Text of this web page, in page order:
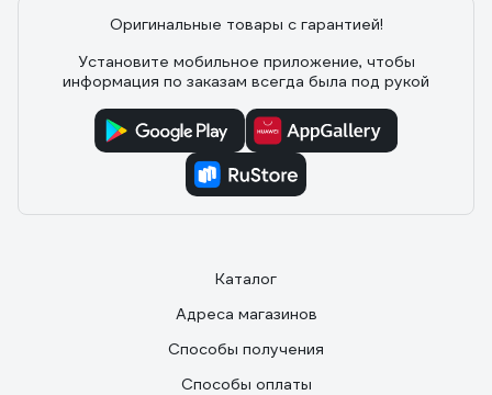
Оригинальные товары с гарантией!
Установите мобильное приложение, чтобы
информация по заказам всегда была под рукой
Каталог
Адреса магазинов
Способы получения
Способы оплаты